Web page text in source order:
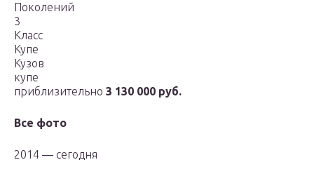
Поколений
3
Класс
Купе
Кузов
купе
приблизительно 3 130 000 руб.
Все фото
2014 — сегодня